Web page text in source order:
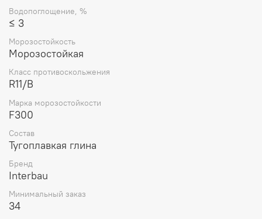
Водопоглощение, %
≤ 3
Морозостойкость
Морозостойкая
Класс противоскольжения
R11/B
Марка морозостойкости
F300
Состав
Тугоплавкая глина
Бренд
Interbau
Минимальный заказ
34